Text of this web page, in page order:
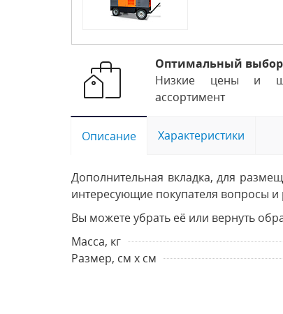
Оптимальный выбор
Низкие цены и
ассортимент
Описание Характеристики
Дополнительная вкладка, для
интересующие покупателя вопросы и
Вы можете убрать её или вернуть
Масса, кг
Размер, см х см